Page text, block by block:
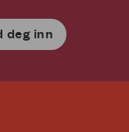
deg inn